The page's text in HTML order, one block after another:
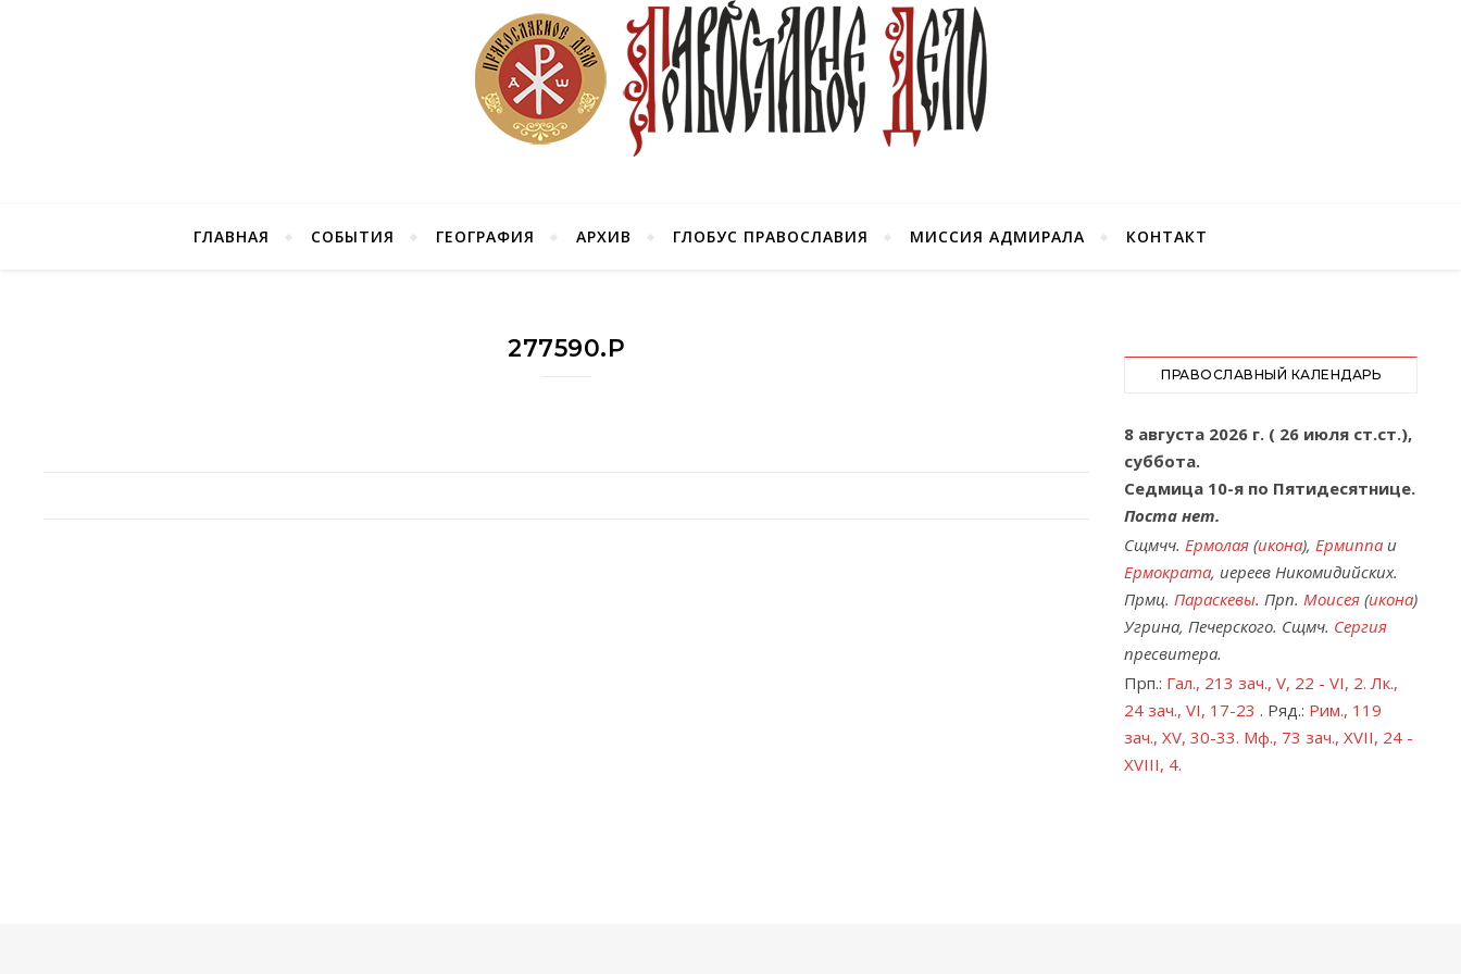
ГЛАВНАЯ СОБЫТИЯ ГЕОГРАФИЯ АРХИВ ГЛОБУС ПРАВОСЛАВИЯ МИССИЯ АДМИРАЛА КОНТАКТ
277590.P
ПРАВОСЛАВНЫЙ КАЛЕНДАРЬ
8 августа 2026 г. ( 26 июля ст.ст.),
суббота.
Седмица 10-я по Пятидесятнице.
Поста нет.
Сщмчч. Ермолая (икона), Ермиппа и
Ермократа, иереев Никомидийских.
Прмц. Параскевы. Прп. Моисея (икона)
Угрина, Печерского. Сщмч. Сергия
пресвитера.
Прп.: Гал., 213 зач., V, 22 - VI, 2. Лк.,
24 зач., VI, 17-23 . Ряд.: Рим., 119
зач., XV, 30-33. Мф., 73 зач., XVII, 24 -
XVIII, 4.